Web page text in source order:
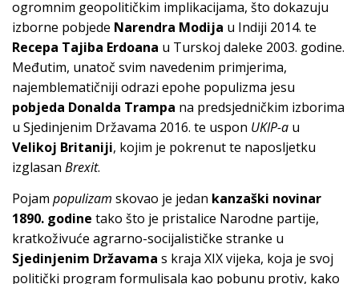
ogromnim geopolitičkim implikacijama, što dokazuju
izborne pobjede Narendra Modija u Indiji 2014. te
Recepa Tajiba Erdoana u Turskoj daleke 2003. godine.
Međutim, unatoč svim navedenim primjerima,
najemblematičniji odrazi epohe populizma jesu
pobjeda Donalda Trampa na predsjedničkim izborima
u Sjedinjenim Državama 2016. te uspon UKIP-a u
Velikoj Britaniji, kojim je pokrenut te naposljetku
izglasan Brexit.
Pojam populizam skovao je jedan kanzaški novinar
1890. godine tako što je pristalice Narodne partije,
kratkoživuće agrarno-socijalističke stranke u
Sjedinjenim Državama s kraja XIX vijeka, koja je svoj
politički program formulisala kao pobunu protiv, kako